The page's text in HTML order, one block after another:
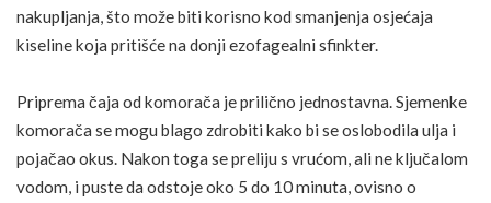
nakupljanja, što može biti korisno kod smanjenja osjećaja
kiseline koja pritišće na donji ezofagealni sfinkter.
Priprema čaja od komorača je prilično jednostavna. Sjemenke
komorača se mogu blago zdrobiti kako bi se oslobodila ulja i
pojačao okus. Nakon toga se preliju s vrućom, ali ne ključalom
vodom, i puste da odstoje oko 5 do 10 minuta, ovisno o